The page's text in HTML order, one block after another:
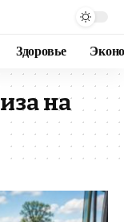
Здоровье
на